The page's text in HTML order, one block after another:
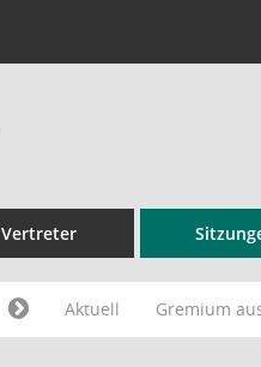
Vertreter
Aktuell Gremium